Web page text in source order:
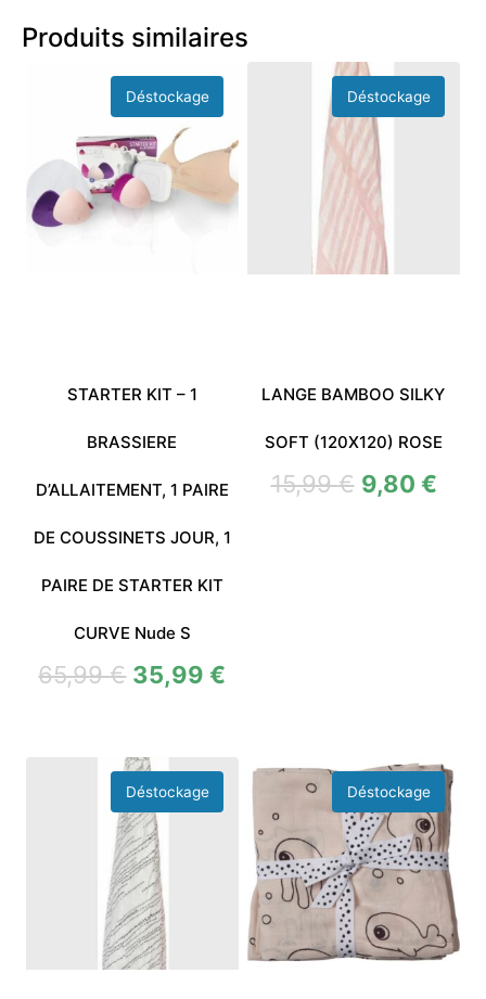
Produits similaires
STARTER KIT – 1
BRASSIERE
D’ALLAITEMENT, 1 PAIRE
DE COUSSINETS JOUR, 1
PAIRE DE STARTER KIT
CURVE Nude S
65,99€ 35,99€
LANGE BAMBOO SILKY
SOFT (120X120) ROSE
15,99€ 9,80 €